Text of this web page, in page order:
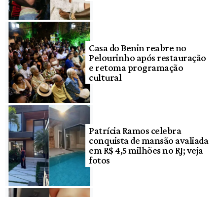
Casa do Benin reabre no
Pelourinho após restauração
e retoma programação
cultural
Patrícia Ramos celebra
conquista de mansão avaliada
em R$ 4,5 milhões no RJ; veja
fotos